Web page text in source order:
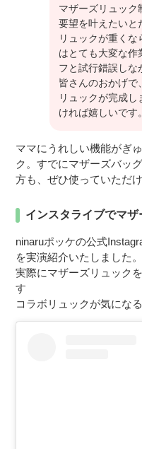
マザーズリュック
要望を叶えたいと
リュックが重くな
はとても大変な作
フと試行錯誤しな
皆さんのおかげで
リュックが完成
ければ嬉しいです。
ママにうれしい機能がぎ
ク。すでにマザーズバッ
方も、ぜひ使っていただ
インスタライブでマザ
ninaruポッケの公式
を実演紹介いたしました。
実際にマザーズリュック
す
コラボリュックが気にな